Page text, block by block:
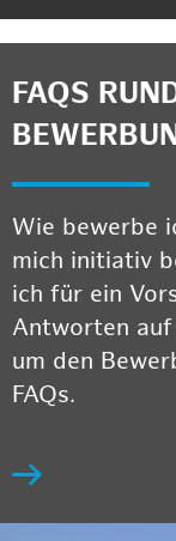
FAQS
Wie bewerbe
mich initiativ
ich für ein
Antworten
um den
FAQs.